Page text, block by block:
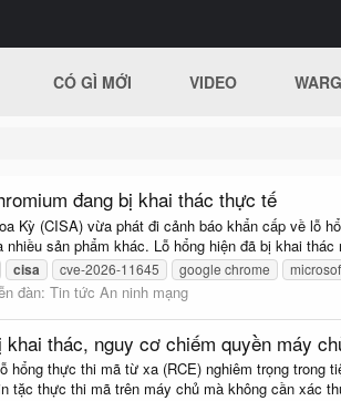
CÓ GÌ MỚI VIDEO
đang bị khai thác thực tế
Kỳ (CISA) vừa phát đi cảnh báo khẩn cấp về lỗ
sản phẩm khác. Lỗ hổng hiện đã bị khai
cisa cve-2026-11645 google chrome
đàn: Tin tức An ninh mạng
thác, nguy cơ chiếm quyền máy
thực thi mã từ xa (RCE) nghiêm trọng trong
tặc thực thi mã trên máy chủ mà không cần xác